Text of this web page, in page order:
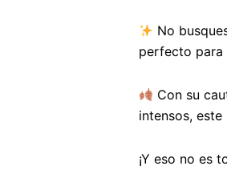
No
perfecto para
Con su
intensos,
¡Y eso no es